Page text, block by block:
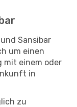
Sansibar
um einen
mit einem oder
in
zu